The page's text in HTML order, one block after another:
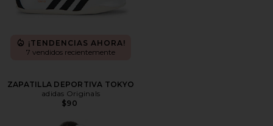
¡TENDENCIAS AHORA!
7 vendidos recientemente
ZAPATILLA DEPORTIVA TOKYO
adidas Originals
$90